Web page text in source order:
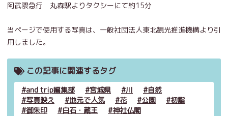
阿武隈急行 丸森駅よりタクシーにて約15分
当ページで使用する写真は、一般社団法人東北観光推進機構より引
用しました。
この記事に関連するタグ
and trip編集部 宮城県 川
自然
写真映え
地元で人気 花 公園
初詣
御朱印
白石・蔵王 神社仏閣